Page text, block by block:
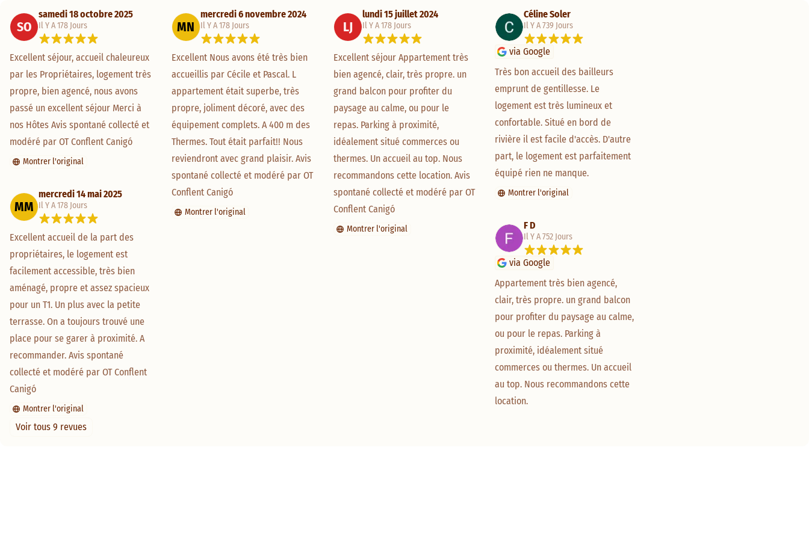
SO
samedi 18 octobre 2025
Il Y A 178 Jours
Excellent séjour, accueil chaleureux
par les Propriétaires, logement très
propre, bien agencé, nous avons
passé un excellent séjour Merci à
nos Hôtes Avis spontané collecté et
modéré par OT Conflent Canigó
Montrer l'original
MM
mercredi 14 mai 2025
Il Y A 178 Jours
Excellent accueil de la part des
propriétaires, le logement est
facilement accessible, très bien
aménagé, propre et assez spacieux
pour un T1. Un plus avec la petite
terrasse. On a toujours trouvé une
place pour se garer à proximité. A
recommander. Avis spontané
collecté et modéré par OT Conflent
Canigó
Montrer l'original
MN
mercredi 6 novembre 2024
Il Y A 178 Jours
Excellent Nous avons été très bien
accueillis par Cécile et Pascal. L
appartement était superbe, très
propre, joliment décoré, avec des
équipement complets. A 400 m des
Thermes. Tout était parfait!! Nous
reviendront avec grand plaisir. Avis
spontané collecté et modéré par OT
Conflent Canigó
Montrer l'original
LJ
lundi 15 juillet 2024
Il Y A 178 Jours
Excellent séjour Appartement très
bien agencé, clair, très propre. un
grand balcon pour profiter du
paysage au calme, ou pour le
repas. Parking à proximité,
idéalement situé commerces ou
thermes. Un accueil au top. Nous
recommandons cette location. Avis
spontané collecté et modéré par OT
Conflent Canigó
Montrer l'original
Céline Soler
Il Y A 739 Jours
via Google
Très bon accueil des bailleurs
emprunt de gentillesse. Le
logement est très lumineux et
confortable. Situé en bord de
rivière il est facile d'accès. D'autre
part, le logement est parfaitement
équipé rien ne manque.
Montrer l'original
F D
Il Y A 752 Jours
via Google
Appartement très bien agencé,
clair, très propre. un grand balcon
pour profiter du paysage au calme,
ou pour le repas. Parking à
proximité, idéalement situé
commerces ou thermes. Un accueil
au top. Nous recommandons cette
location.
Voir tous 9 revues